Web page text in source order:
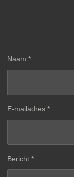
Naam *
E-mailadres *
Bericht *